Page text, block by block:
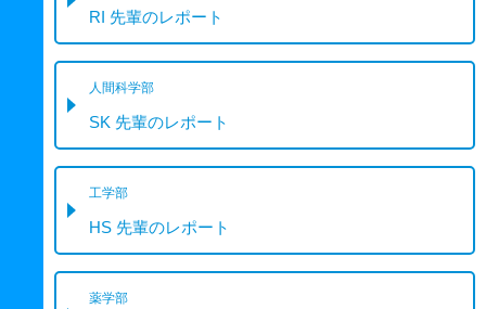
RI 先輩のレポート
人間科学部
SK 先輩のレポート
工学部
HS 先輩のレポート
薬学部